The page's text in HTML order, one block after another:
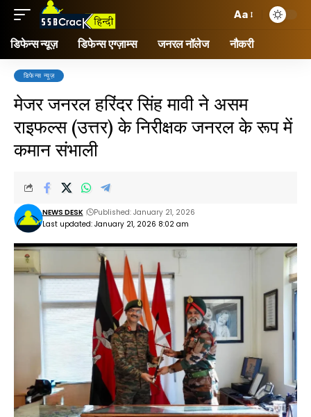
Aa
डिफेन्स न्यूज़ डिफेन्स एग्ज़ाम्स जनरल नॉलेज नौकरी
डिफेन्स न्यूज़
मेजर जनरल हरिंदर सिंह मावी ने असम
राइफल्स (उत्तर) के निरीक्षक जनरल के रूप में
कमान संभाली
Last updated: January 21, 2026 8:02 am
NEWS DESK Published: January 21, 2026